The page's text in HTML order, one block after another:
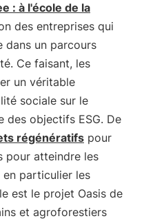
: à l'école de la
des entreprises qui
dans un parcours
Ce faisant, les
un véritable
sociale sur le
objectifs ESG. De
régénératifs pour
pour atteindre les
en particulier les
est le projet Oasis de
et agroforestiers